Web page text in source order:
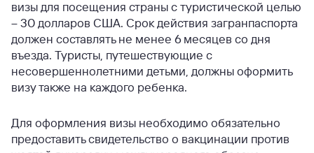
визы для посещения страны с туристической целью
– 30 долларов США. Срок действия загранпаспорта
должен составлять не менее 6 месяцев со дня
въезда. Туристы, путешествующие с
несовершеннолетними детьми, должны оформить
визу также на каждого ребенка.
Для оформления визы необходимо обязательно
предоставить свидетельство о вакцинации против